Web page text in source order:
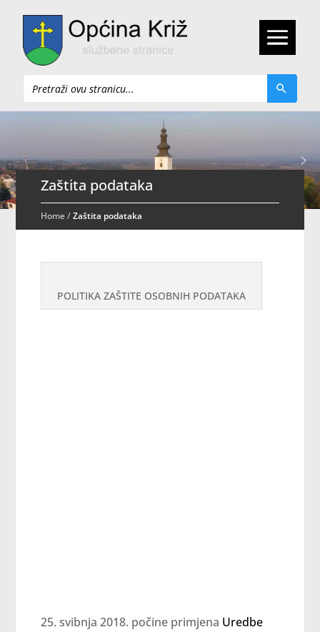
Pretraži
Zaštita podataka
Home/Zaštita podataka
POLITIKA ZAŠTITE OSOBNIH PODATAKA
svibnja 2018. počine primjena Uredbe